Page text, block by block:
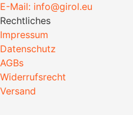
E-Mail: info@girol.eu
Rechtliches
Impressum
Datenschutz
AGBs
Widerrufsrecht
Versand